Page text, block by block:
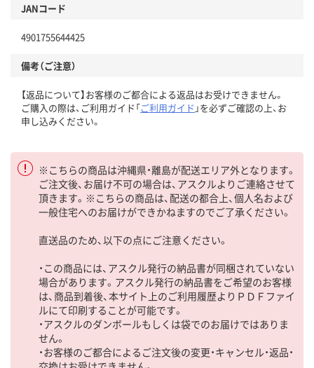
JANコード
4901755644425
備考（ご注意）
【返品について】お客様のご都合による返品はお受けできません。
ご購入の際は、ご利用ガイド「ご利用ガイド 」を必ずご確認の上、お
申し込みください。
※こちらの商品は沖縄県・離島が配送エリア外となります。
ご注文後、お届け不可の場合は、アスクルよりご連絡させて
頂きます。※こちらの商品は、配送の都合上、個人名および
一般住宅へのお届けができかねますのでご了承ください。
直送品のため、以下の点にご注意ください。
・この商品には、アスクル発行の納品書が同梱されていない
場合があります。アスクル発行の納品書をご希望のお客様
は、商品到着後、本サイト上のご利用履歴よりＰＤＦファイ
ルにて印刷することが可能です。
・アスクルのダンボールもしくは袋でのお届けではありま
せん。
・お客様のご都合によるご注文後の変更・キャンセル・返品・